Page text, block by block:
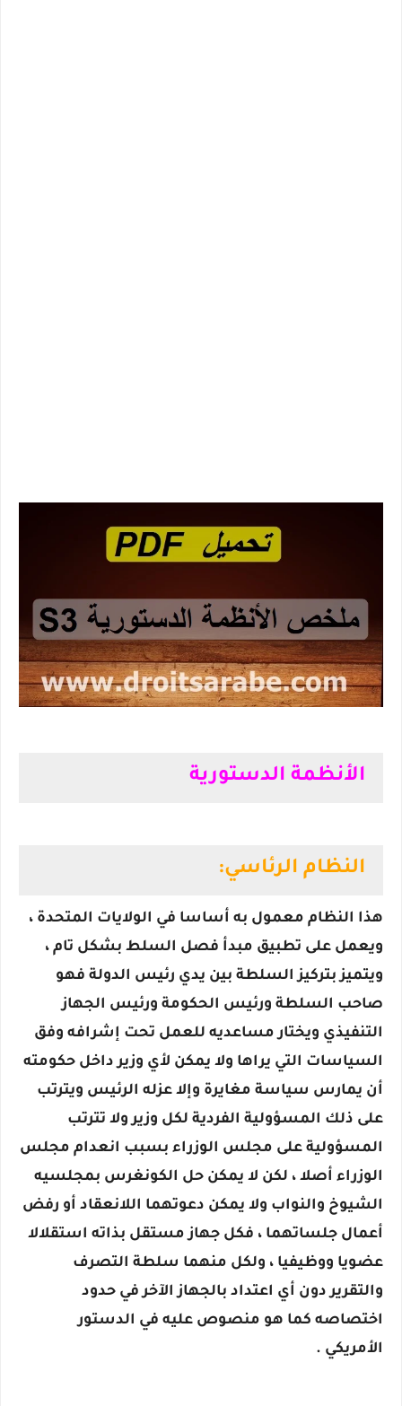
الأنظمة الدستورية
النظام الرئاسي:
هذا النظام معمول به أساسا في الولايات المتحدة ،
ويعمل على تطبيق مبدأ فصل السلط بشكل تام ،
ويتميز بتركيز السلطة بين يدي رئيس الدولة فهو
صاحب السلطة ورئيس الحكومة ورئيس الجهاز
التنفيذي ويختار مساعديه للعمل تحت إشرافه وفق
السياسات التي يراها ولا يمكن لأي وزير داخل حكومته
أن يمارس سياسة مغايرة وإلا عزله الرئيس ويترتب
على ذلك المسؤولية الفردية لكل وزير ولا تترتب
المسؤولية على مجلس الوزراء بسبب انعدام مجلس
الوزراء أصلا ، لكن لا يمكن حل الكونغرس بمجلسيه
الشيوخ والنواب ولا يمكن دعوتهما اللانعقاد أو رفض
أعمال جلساتهما ، فكل جهاز مستقل بذاته استقلالا
عضويا ووظيفيا ، ولكل منهما سلطة التصرف
والتقرير دون أي اعتداد بالجهاز الآخر في حدود
اختصاصه كما هو منصوص عليه في الدستور
الأمريكي .